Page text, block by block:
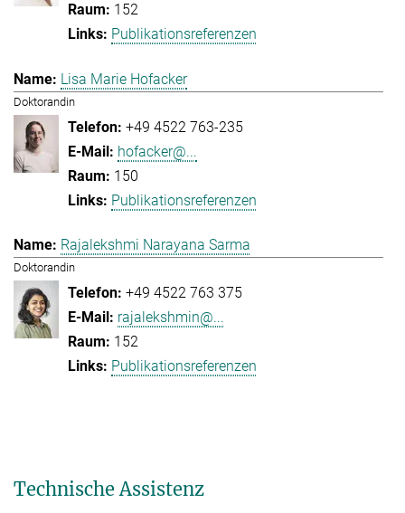
152
Publikationsreferenzen
Lisa Marie Hofacker
Doktorandin
+49 4522 763-235
hofacker@...
150
Publikationsreferenzen
Rajalekshmi Narayana Sarma
Doktorandin
+49 4522 763 375
rajalekshmin@...
152
Publikationsreferenzen
Technische Assistenz